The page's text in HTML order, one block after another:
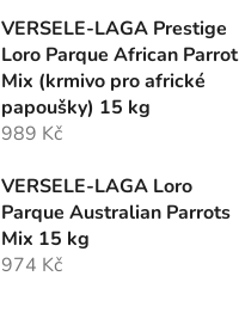
VERSELE-LAGA Prestige
Loro Parque African Parrot
Mix (krmivo pro africké
papoušky) 15 kg
989 Kč
VERSELE-LAGA Loro
Parque Australian Parrots
Mix 15 kg
974 Kč